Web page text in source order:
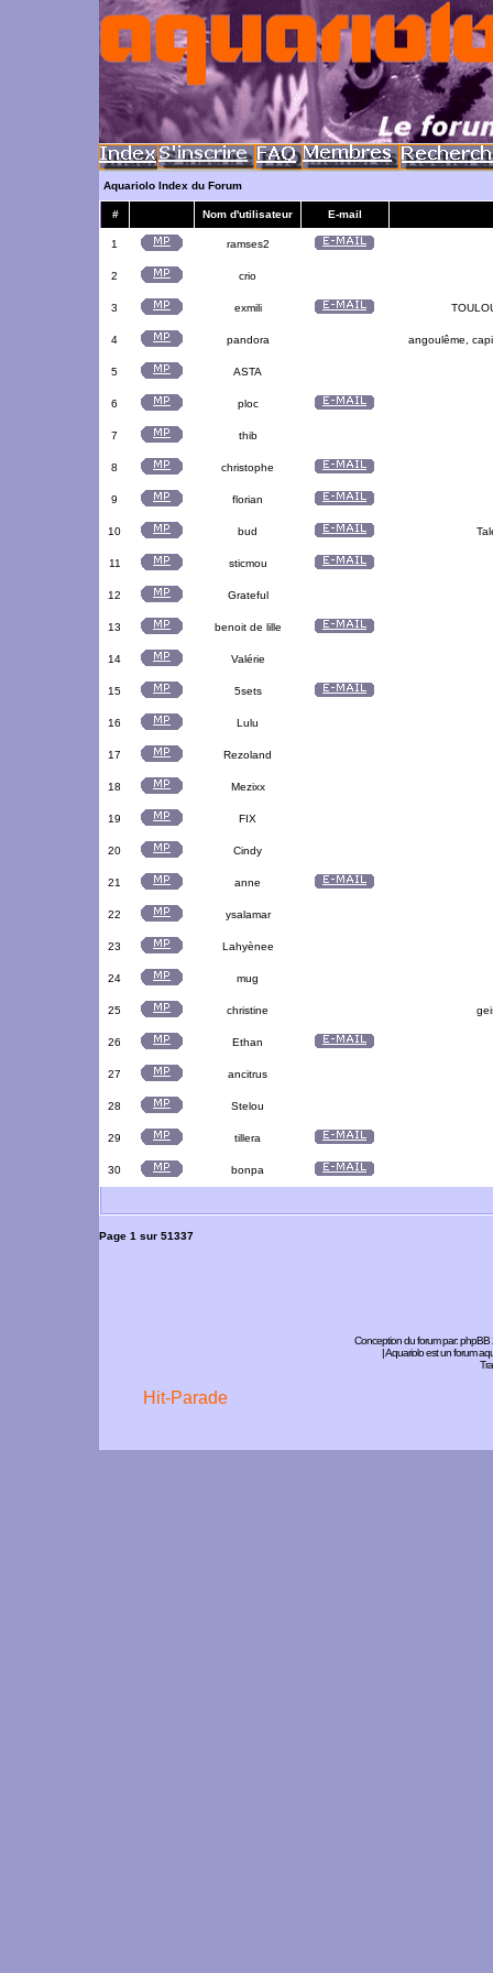
Aquariolo Index du Forum
# Nom d'utilisateur E-mail
1 ramses2
2 crio
3 exmili
4 pandora angoulême,
5 ASTA
6 ploc
7 thib
8 christophe
9 florian
10 bud
11 sticmou
12 Grateful
13 benoit de lille
14 Valérie
15 5sets
16 Lulu
17 Rezoland
18 Mezixx
19 FIX
20 Cindy
21 anne
22 ysalamar
23 Lahyènee
24 mug
25 christine
26 Ethan
27 ancitrus
28 Stelou
29 tillera
30 bonpa
Page 1 sur 51337
Conception du forum par:phpBB
| Aquariolo est un forum